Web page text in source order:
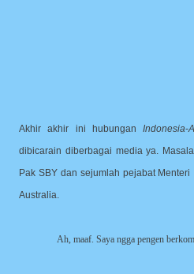
Akhir akhir ini hubunganIndonesia-
dibicarain diberbagai media ya.
Pak SBY dan sejumlah pejabat
Australia.
Ah, maaf. Saya ngga pengen